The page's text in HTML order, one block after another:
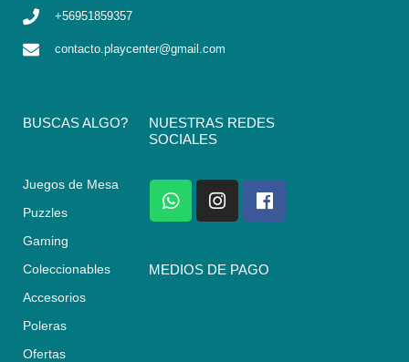
+56951859357
contacto.playcenter@gmail.com
BUSCAS ALGO?
Juegos de Mesa
Puzzles
Gaming
Coleccionables
Accesorios
Poleras
Ofertas
NUESTRAS REDES
SOCIALES
W
h
a
s
I
n
s
a
F
a
c
b
MEDIOS DE PAGO